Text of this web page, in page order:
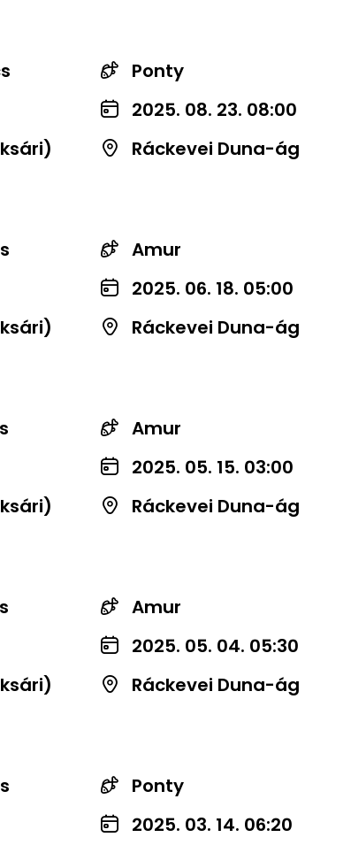
Ponty
2025. 08. 23. 08:00
Ráckevei Duna-ág
Amur
2025. 06. 18. 05:00
Ráckevei Duna-ág
Amur
2025. 05. 15. 03:00
Ráckevei Duna-ág
Amur
2025. 05. 04. 05:30
Ráckevei Duna-ág
Ponty
2025. 03. 14. 06:20